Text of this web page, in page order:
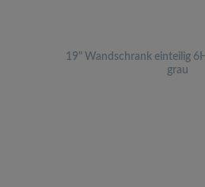
19" Wandschrank einteilig
grau